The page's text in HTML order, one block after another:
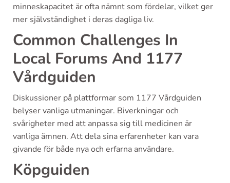
minneskapacitet är ofta nämnt som fördelar, vilket ger
mer självständighet i deras dagliga liv.
Common Challenges In
Local Forums And 1177
Vårdguiden
Diskussioner på plattformar som 1177 Vårdguiden
belyser vanliga utmaningar. Biverkningar och
svårigheter med att anpassa sig till medicinen är
vanliga ämnen. Att dela sina erfarenheter kan vara
givande för både nya och erfarna användare.
Köpguiden